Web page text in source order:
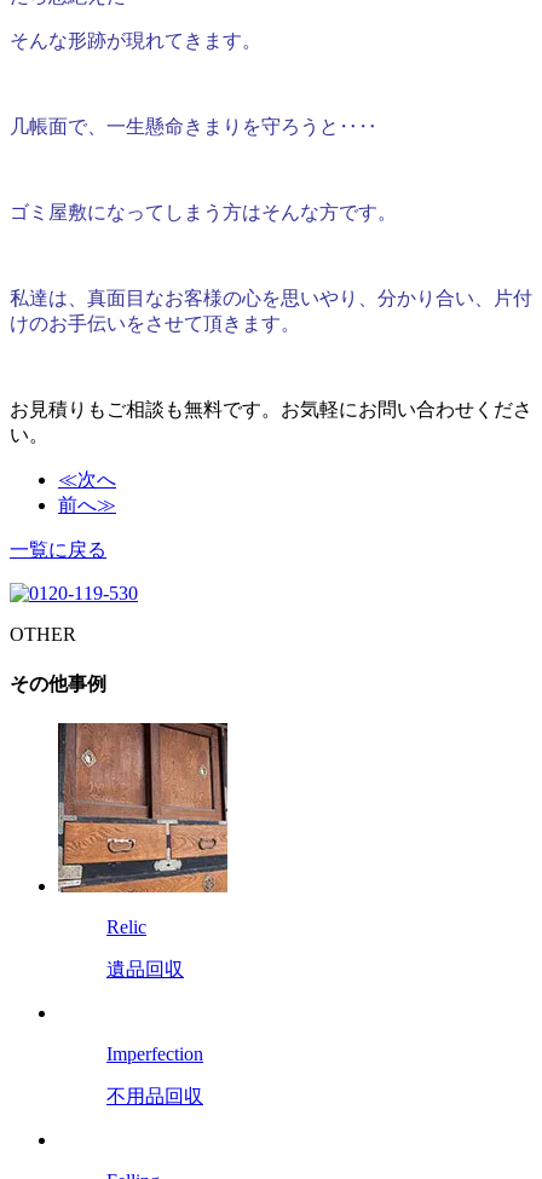
そんな形跡が現れてきます。
几帳面で、一生懸命きまりを守ろうと‥‥
ゴミ屋敷になってしまう方はそんな方です。
私達は、真面目なお客様の心を思いやり、分かり合い、片付
けのお手伝いをさせて頂きます。
お見積りもご相談も無料です。お気軽にお問い合わせくださ
い。
≪次へ
前へ≫
一覧に戻る
OTHER
その他事例
Relic
遺品回収
Imperfection
不用品回収